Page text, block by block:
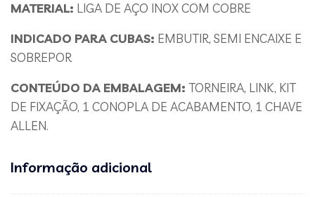
MATERIAL: LIGA DE AÇO INOX COM COBRE
INDICADO PARA CUBAS: EMBUTIR, SEMI ENCAIXE E
SOBREPOR
CONTEÚDO DA EMBALAGEM: TORNEIRA, LINK, KIT
DE FIXAÇÃO, 1 CONOPLA DE ACABAMENTO, 1 CHAVE
ALLEN.
Informação adicional